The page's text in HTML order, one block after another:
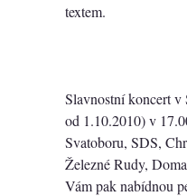
textem.
Slavnostní koncert
od 1.10.2010) v
Svatoboru, SDS,
Železné Rudy,
Vám pak nabídnou